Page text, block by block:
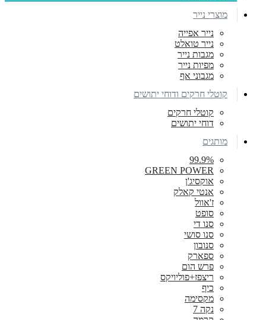
מוצרי נייר
נייר אפייה
נייר טואלט
מגבות נייר
מפיות נייר
מגבוני אף
קוטלי חרקים ודוחי יתושים
קוטלי חרקים
דוחי יתושים
מותגים
99.9%
GREEN POWER
אוקסיג'ן
אנטי קאלק
ז'אוול
סופט
סנו די
סנו סושי
סנובון
ספארק
פרש הום
ריצפז+פוליויקס
כיף
מקסימה
נקה 7